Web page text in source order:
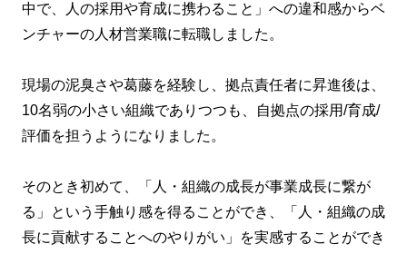
中で、人の採用や育成に携わること」への違和感からベ
ンチャーの人材営業職に転職しました。
現場の泥臭さや葛藤を経験し、拠点責任者に昇進後は、
10名弱の小さい組織でありつつも、自拠点の採用/育成/
評価を担うようになりました。
そのとき初めて、「人・組織の成長が事業成長に繋が
る」という手触り感を得ることができ、「人・組織の成
長に貢献することへのやりがい」を実感することができ